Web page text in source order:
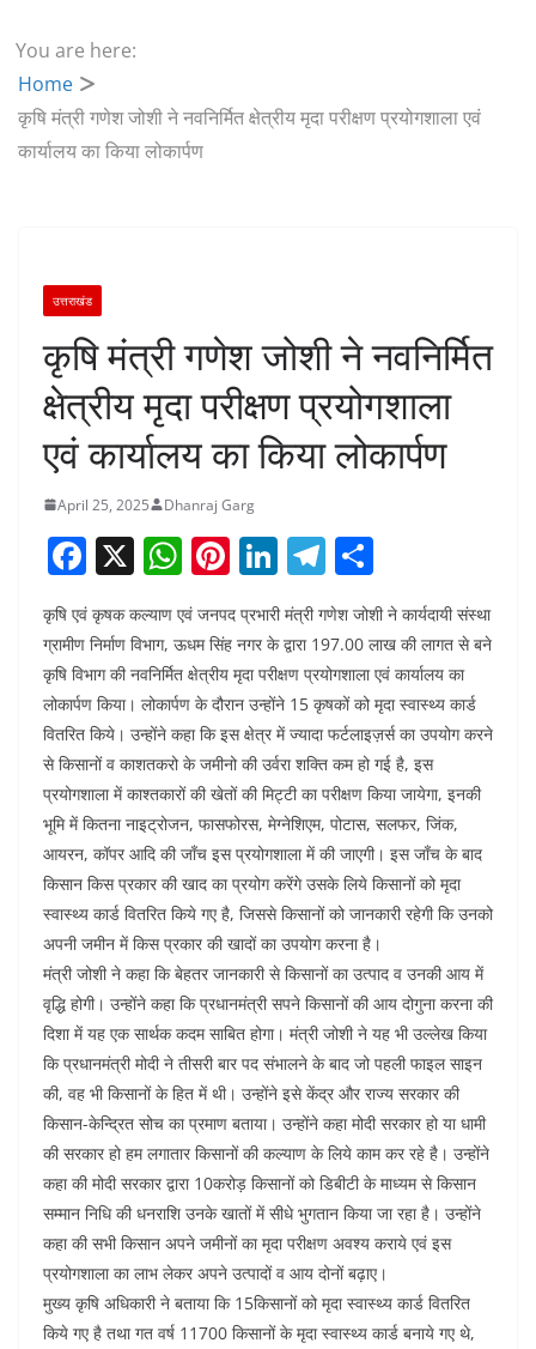
You are here:
Home
कृषि मंत्री गणेश जोशी ने नवनिर्मित क्षेत्रीय मृदा परीक्षण प्रयोगशाला एवं
कार्यालय का किया लोकार्पण
उत्तराखंड
कृषि मंत्री गणेश जोशी ने नवनिर्मित
क्षेत्रीय मृदा परीक्षण प्रयोगशाला
एवं कार्यालय का किया लोकार्पण
April 25, 2025 Dhanraj Garg
F
a
c
e
b
o
o
k
X W
h
at
s
A
p
p
Pi
nt
er
e
st
Li
n
k
e
dI
n
T
el
e
gr
a
m
h
ar
e
कृषि एवं कृषक कल्याण एवं जनपद प्रभारी मंत्री गणेश जोशी ने कार्यदायी संस्था
ग्रामीण निर्माण विभाग, ऊधम सिंह नगर के द्वारा 197.00 लाख की लागत से बने
कृषि विभाग की नवनिर्मित क्षेत्रीय मृदा परीक्षण प्रयोगशाला एवं कार्यालय का
लोकार्पण किया। लोकार्पण के दौरान उन्होंने 15 कृषकों को मृदा स्वास्थ्य कार्ड
वितरित किये। उन्होंने कहा कि इस क्षेत्र में ज्यादा फर्टलाइज़र्स का उपयोग करने
से किसानों व काशतकरो के जमीनो की उर्वरा शक्ति कम हो गई है, इस
प्रयोगशाला में काश्तकारों की खेतों की मिट्टी का परीक्षण किया जायेगा, इनकी
भूमि में कितना नाइट्रोजन, फासफोरस, मेग्नेशिएम, पोटास, सलफर, जिंक,
आयरन, कॉपर आदि की जाँच इस प्रयोगशाला में की जाएगी। इस जाँच के बाद
किसान किस प्रकार की खाद का प्रयोग करेंगे उसके लिये किसानों को मृदा
स्वास्थ्य कार्ड वितरित किये गए है, जिससे किसानों को जानकारी रहेगी कि उनको
अपनी जमीन में किस प्रकार की खादों का उपयोग करना है।
मंत्री जोशी ने कहा कि बेहतर जानकारी से किसानों का उत्पाद व उनकी आय में
वृद्धि होगी। उन्होंने कहा कि प्रधानमंत्री सपने किसानों की आय दोगुना करना की
दिशा में यह एक सार्थक कदम साबित होगा। मंत्री जोशी ने यह भी उल्लेख किया
कि प्रधानमंत्री मोदी ने तीसरी बार पद संभालने के बाद जो पहली फाइल साइन
की, वह भी किसानों के हित में थी। उन्होंने इसे केंद्र और राज्य सरकार की
किसान-केन्द्रित सोच का प्रमाण बताया। उन्होंने कहा मोदी सरकार हो या धामी
की सरकार हो हम लगातार किसानों की कल्याण के लिये काम कर रहे है। उन्होंने
कहा की मोदी सरकार द्वारा 10करोड़ किसानों को डिबीटी के माध्यम से किसान
सम्मान निधि की धनराशि उनके खातों में सीधे भुगतान किया जा रहा है। उन्होंने
कहा की सभी किसान अपने जमीनों का मृदा परीक्षण अवश्य कराये एवं इस
प्रयोगशाला का लाभ लेकर अपने उत्पादों व आय दोनों बढ़ाए।
मुख्य कृषि अधिकारी ने बताया कि 15किसानों को मृदा स्वास्थ्य कार्ड वितरित
किये गए है तथा गत वर्ष 11700 किसानों के मृदा स्वास्थ्य कार्ड बनाये गए थे,